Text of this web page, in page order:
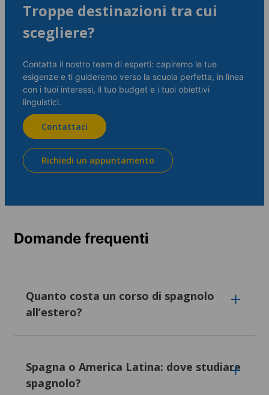
Troppe destinazioni tra cui
scegliere?
Contatta il nostro team di esperti: capiremo le tue
esigenze e ti guideremo verso la scuola perfetta, in linea
con i tuoi interessi, il tuo budget e i tuoi obiettivi
linguistici.
Contattaci
Richiedi un appuntamento
Domande frequenti
Quanto costa un corso di spagnolo
all’estero?
settimana nel 2026. Un soggiorno tipico di
quattro settimane, comprensivo di lezioni e
alloggio, varia tra 700 € e 3.200€. La Spagna
Spagna o America Latina: dove studiare
spagnolo?